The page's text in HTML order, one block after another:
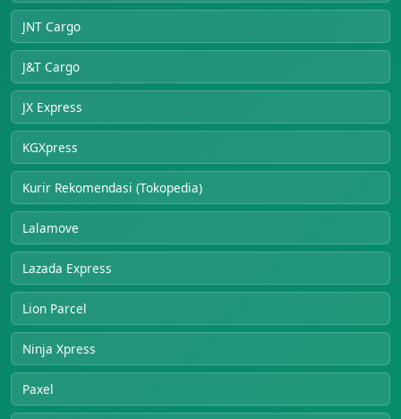
JNT Cargo
J&T Cargo
JX Express
KGXpress
Kurir Rekomendasi (Tokopedia)
Lalamove
Lazada Express
Lion Parcel
Ninja Xpress
Paxel